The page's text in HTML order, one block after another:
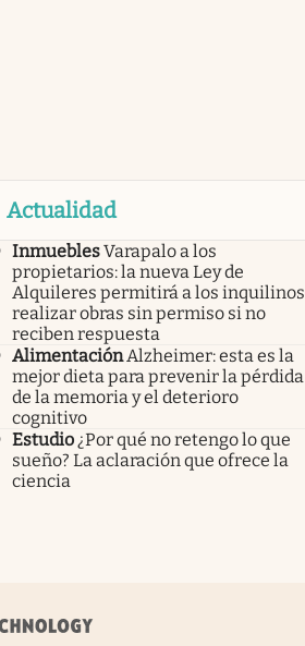
Actualidad
InmueblesVarapalo a los
propietarios: la nueva Ley de
Alquileres permitirá a los inquilinos
realizar obras sin permiso si no
reciben respuesta
Alimentación Alzheimer: esta es la
mejor dieta para prevenir la pérdida
de la memoria y el deterioro
cognitivo
Estudio ¿Por qué no retengo lo que
sueño? La aclaración que ofrece la
ciencia